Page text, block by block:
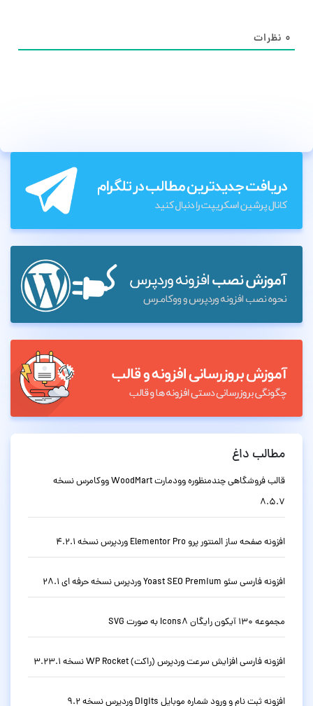
۰ نظرات
مطالب داغ
قالب فروشگاهی چندمنظوره وودمارت WoodMart ووکامرس نسخه
8.5.7
افزونه صفحه ساز المنتور پرو Elementor Pro وردپرس نسخه 4.2.1
افزونه فارسی سئو Yoast SEO Premium وردپرس نسخه حرفه ای 28.1
مجموعه 130 آیکون رایگان Icons8 به صورت SVG
افزونه فارسی افزایش سرعت وردپرس (راکت) WP Rocket نسخه 3.23.1
افزونه ثبت نام و ورود شماره موبایل Digits وردپرس نسخه 9.2